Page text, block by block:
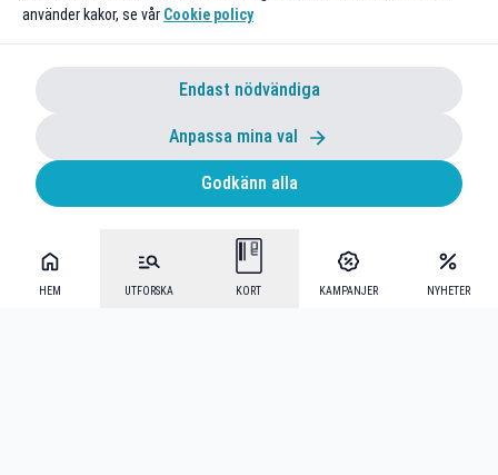
HEM UTFORSKA KORT KAMPANJER NYHETER
använder kakor, se vår Cookie policy
Endast nödvändiga
Anpassa mina val
Godkänn alla